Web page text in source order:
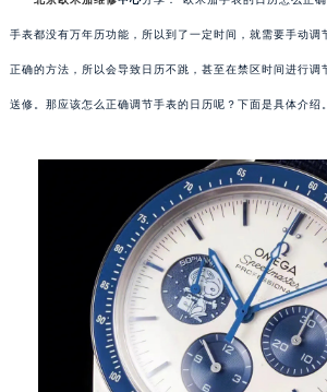
手表都没有万年历功能，所以到了一定时间，就需要手动调
正确的方法，所以会导致日历不跳，甚至在禁区时间进行调
送修。那应该怎么正确调节手表的日历呢？下面是具体介绍。